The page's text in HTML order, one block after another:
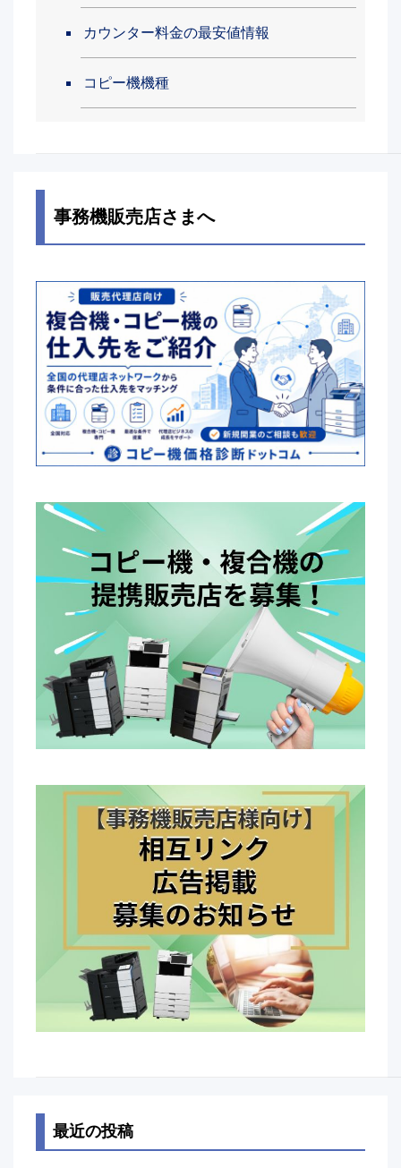
カウンター料金の最安値情報
コピー機機種
事務機販売店さまへ
最近の投稿